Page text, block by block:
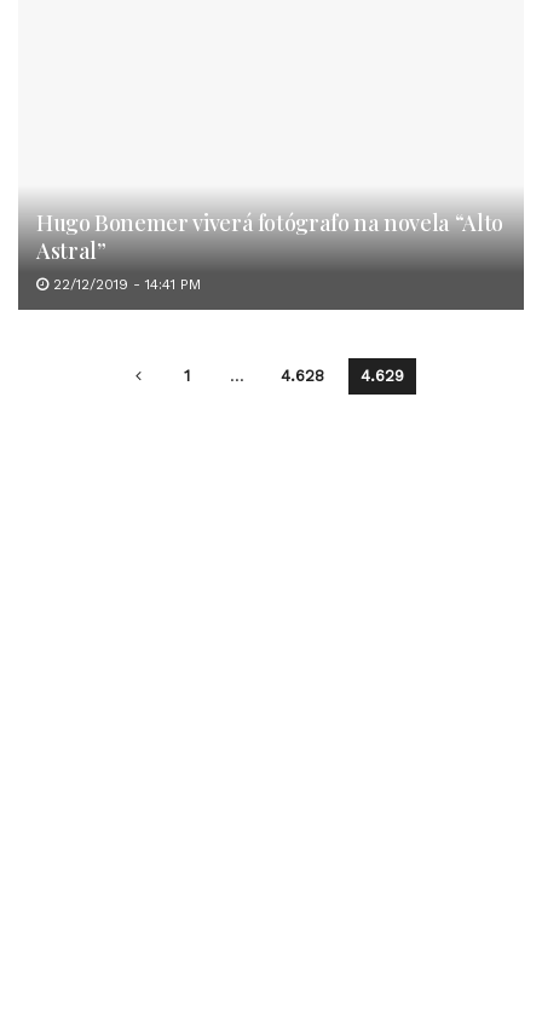
Hugo Bonemer viverá fotógrafo na novela “Alto
Astral”
22/12/2019 - 14:41 PM
1 … 4.628 4.629